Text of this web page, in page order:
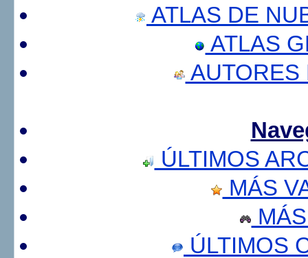
ATLAS DE
ATLAS
AUTORES
ÚLTIMOS
MÁS
ÚLTIMOS